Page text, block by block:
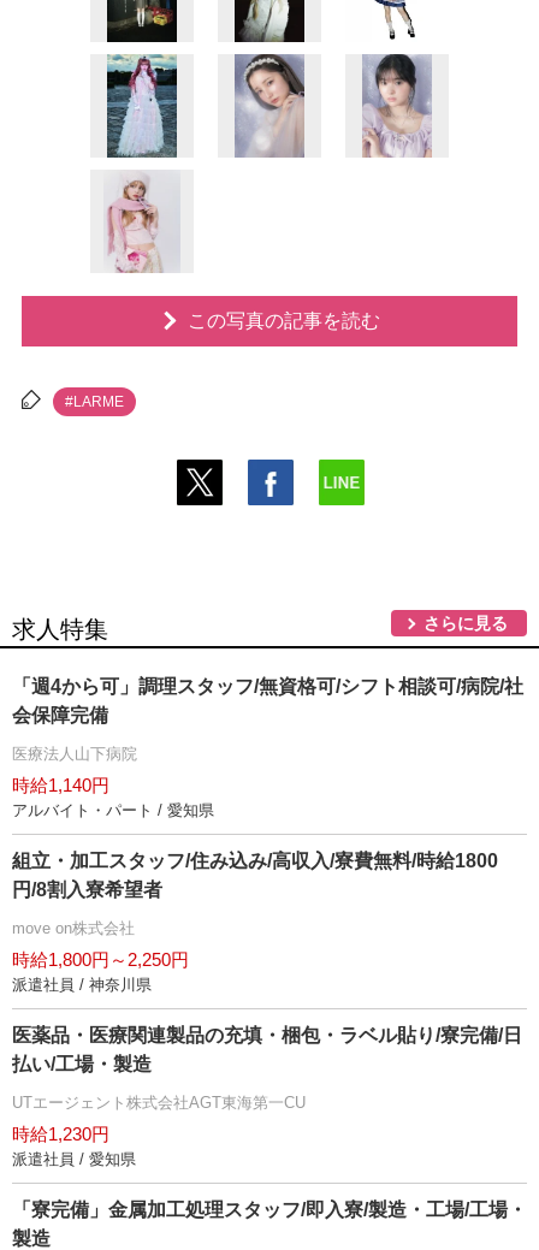
この写真の記事を読む
#LARME
求人特集 さらに見る
「週4から可」調理スタッフ/無資格可/シフト相談可/病院/社
会保障完備
医療法人山下病院
時給1,140円
アルバイト・パート / 愛知県
組立・加工スタッフ/住み込み/高収入/寮費無料/時給1800
円/8割入寮希望者
move on株式会社
時給1,800円～2,250円
派遣社員 / 神奈川県
医薬品・医療関連製品の充填・梱包・ラベル貼り/寮完備/日
払い/工場・製造
UTエージェント株式会社AGT東海第一CU
時給1,230円
派遣社員 / 愛知県
「寮完備」金属加工処理スタッフ/即入寮/製造・工場/工場・
製造